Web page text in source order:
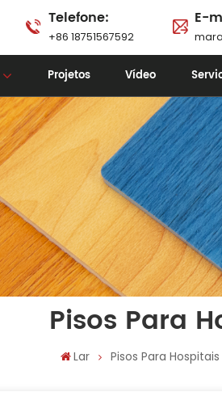
Telefone:
+86 18751567592
E-
Projetos Vídeo
Pisos Para
Lar Pisos Para